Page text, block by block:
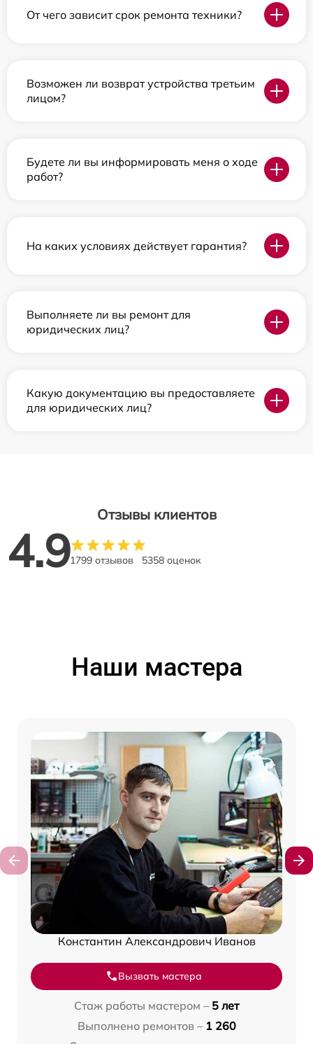
От чего зависит срок ремонта техники?
Возможен ли возврат устройства третьим
лицом?
Будете ли вы информировать меня о ходе
работ?
На каких условиях действует гарантия?
Выполняете ли вы ремонт для
юридических лиц?
Какую документацию вы предоставляете
для юридических лиц?
Отзывы клиентов
4.91799 отзывов 5358 оценок
Наши мастера
Константин Александрович Иванов
Вызвать мастера
Стаж работы мастером – 5 лет
Выполнено ремонтов – 1 260